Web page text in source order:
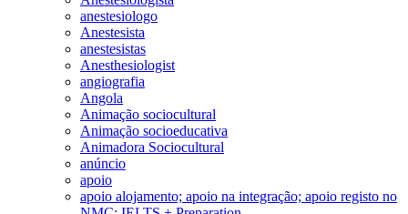
anestesiologo
Anestesista
anestesistas
Anesthesiologist
angiografia
Angola
Animação sociocultural
Animação socioeducativa
Animadora Sociocultural
anúncio
apoio
apoio alojamento; apoio na integração; apoio registo no